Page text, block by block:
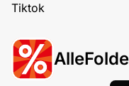
Tiktok